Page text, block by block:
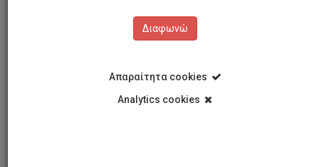
Διαφωνώ
Απαραίτητα cookies
Analytics cookies